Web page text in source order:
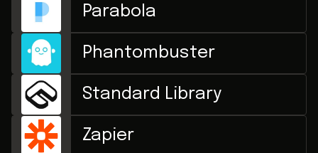
Parabola
Phantombuster
Standard Library
Zapier